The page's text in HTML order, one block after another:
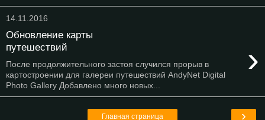
14.11.2016
Обновление карты
путешествий
›
После продолжительного застоя случился прорыв в
картостроении для галереи путешествий AndyNet Digital
Photo Gallery Добавлено много новых...
›
Главная страница